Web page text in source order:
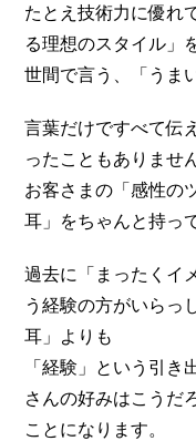
たとえ技術力に優れ
る理想のスタイル」
世間で言う、「うま
言葉だけですべて伝
ったこともありませ
お客さまの「感性の
耳」をちゃんと持っ
過去に「まったくイ
う経験の方がいらっ
耳」よりも
「経験」という引
さんの好みはこうだ
ことになります。